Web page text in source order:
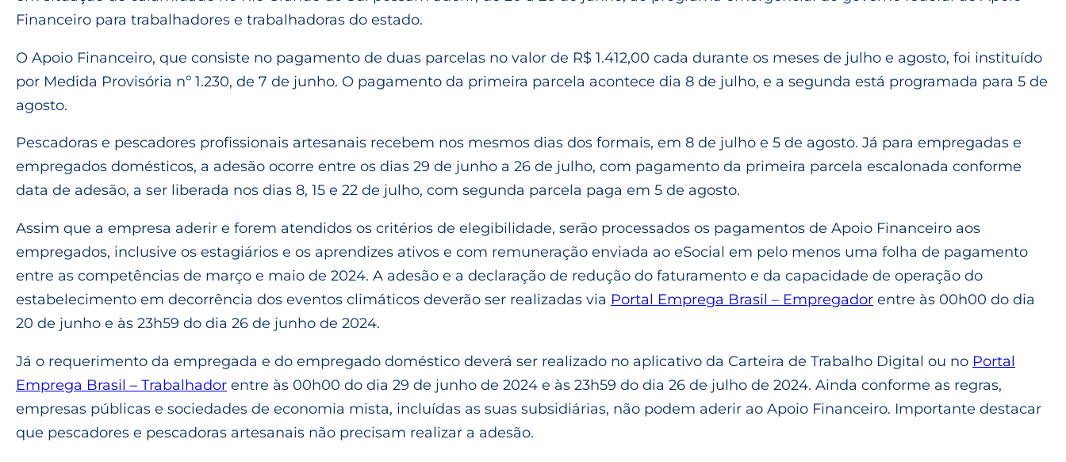
Financeiro para trabalhadores e trabalhadoras do estado.
O Apoio Financeiro, que consiste no pagamento de duas parcelas no valor de R$ 1.412,00 cada durante os meses de julho e agosto, foi instituído
por Medida Provisória nº 1.230, de 7 de junho. O pagamento da primeira parcela acontece dia 8 de julho, e a segunda está programada para 5 de
agosto.
Pescadoras e pescadores profissionais artesanais recebem nos mesmos dias dos formais, em 8 de julho e 5 de agosto. Já para empregadas e
empregados domésticos, a adesão ocorre entre os dias 29 de junho a 26 de julho, com pagamento da primeira parcela escalonada conforme
data de adesão, a ser liberada nos dias 8, 15 e 22 de julho, com segunda parcela paga em 5 de agosto.
Assim que a empresa aderir e forem atendidos os critérios de elegibilidade, serão processados os pagamentos de Apoio Financeiro aos
empregados, inclusive os estagiários e os aprendizes ativos e com remuneração enviada ao eSocial em pelo menos uma folha de pagamento
entre as competências de março e maio de 2024. A adesão e a declaração de redução do faturamento e da capacidade de operação do
estabelecimento em decorrência dos eventos climáticos deverão ser realizadas via Portal Emprega Brasil – Empregador entre às 00h00 do dia
20 de junho e às 23h59 do dia 26 de junho de 2024.
Já o requerimento da empregada e do empregado doméstico deverá ser realizado no aplicativo da Carteira de Trabalho Digital ou no Portal
Emprega Brasil – Trabalhador entre às 00h00 do dia 29 de junho de 2024 e às 23h59 do dia 26 de julho de 2024. Ainda conforme as regras,
empresas públicas e sociedades de economia mista, incluídas as suas subsidiárias, não podem aderir ao Apoio Financeiro. Importante destacar
que pescadores e pescadoras artesanais não precisam realizar a adesão.